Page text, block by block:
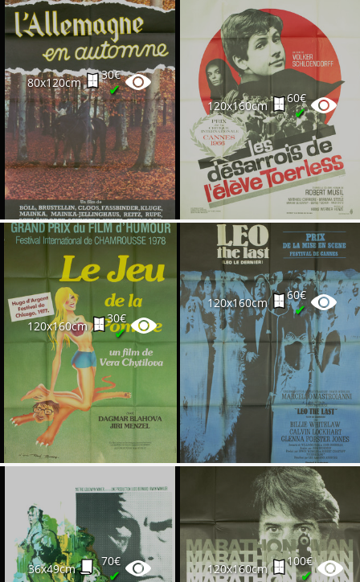
80x120cm
30€
✔
120x160cm
60€
✔
120x160cm
30€
✔
120x160cm
60€
✔
36x49cm
70€
✔ 120x160cm
100€
✔